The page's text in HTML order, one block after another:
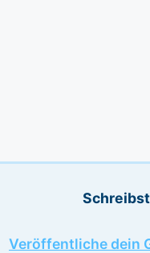
Veröffentliche dein